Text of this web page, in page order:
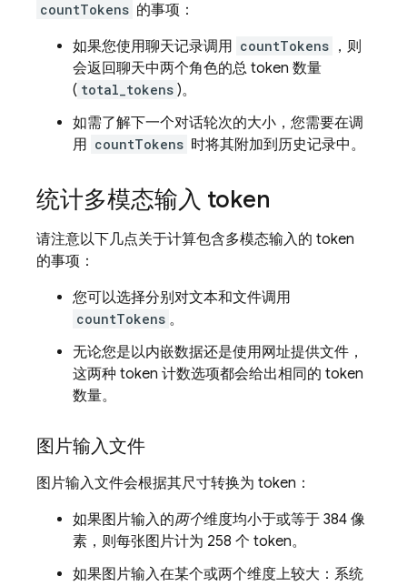
countTokens 的事项：
如果您使用聊天记录调用 countTokens ，则
会返回聊天中两个角色的总 token 数量
( total_tokens )。
如需了解下一个对话轮次的大小，您需要在调
用 countTokens 时将其附加到历史记录中。
统计多模态输入 token
请注意以下几点关于计算包含多模态输入的 token
的事项：
您可以选择分别对文本和文件调用
countTokens 。
无论您是以内嵌数据还是使用网址提供文件，
这两种 token 计数选项都会给出相同的 token
数量。
图片输入文件
图片输入文件会根据其尺寸转换为 token：
如果图片输入的两个维度均小于或等于 384 像
素，则每张图片计为 258 个 token。
如果图片输入在某个或两个维度上较大：系统